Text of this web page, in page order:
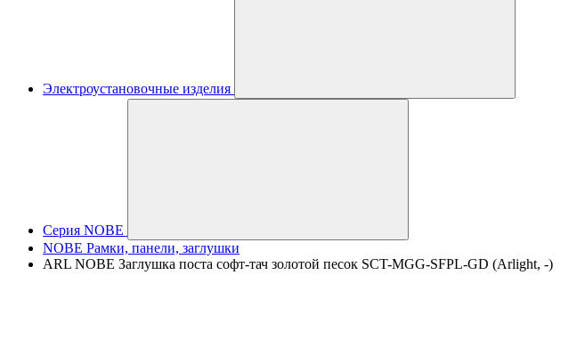
Электроустановочные изделия
Серия NOBE
NOBE Рамки, панели, заглушки
ARL NOBE Заглушка поста софт-тач золотой песок SCT-MGG-SFPL-GD (Arlight, -)